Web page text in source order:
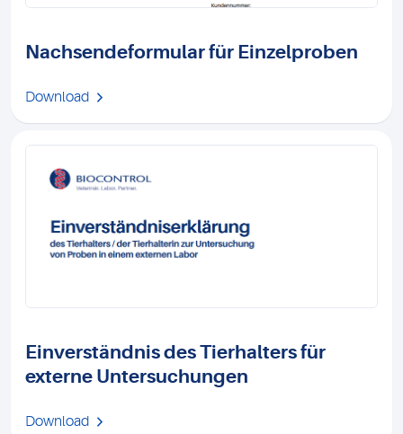
Nachsendeformular für Einzelproben
Download
Einverständnis des Tierhalters für
externe Untersuchungen
Download